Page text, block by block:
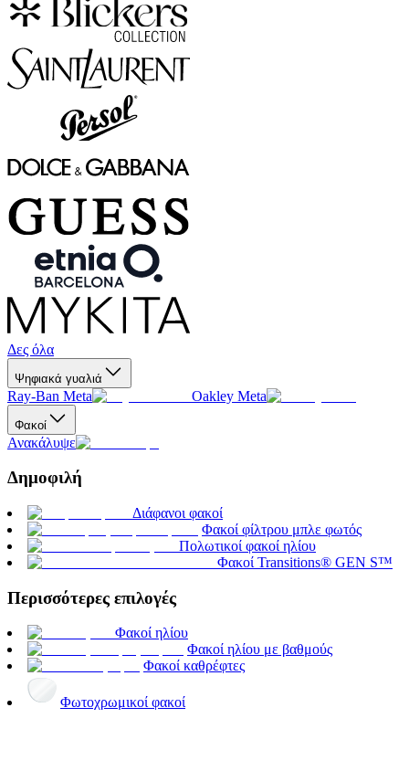
Δες όλα
Ψηφιακά γυαλιά
Ray-Ban Meta Oakley Meta
Φακοί
Ανακάλυψε
Δημοφιλή
Διάφανοι φακοί
Φακοί φίλτρου μπλε φωτός
Πολωτικοί φακοί ηλίου
Φακοί Transitions® GEN S™
Περισσότερες επιλογές
Φακοί ηλίου
Φακοί ηλίου με βαθμούς
Φακοί καθρέφτες
Φωτοχρωμικοί φακοί